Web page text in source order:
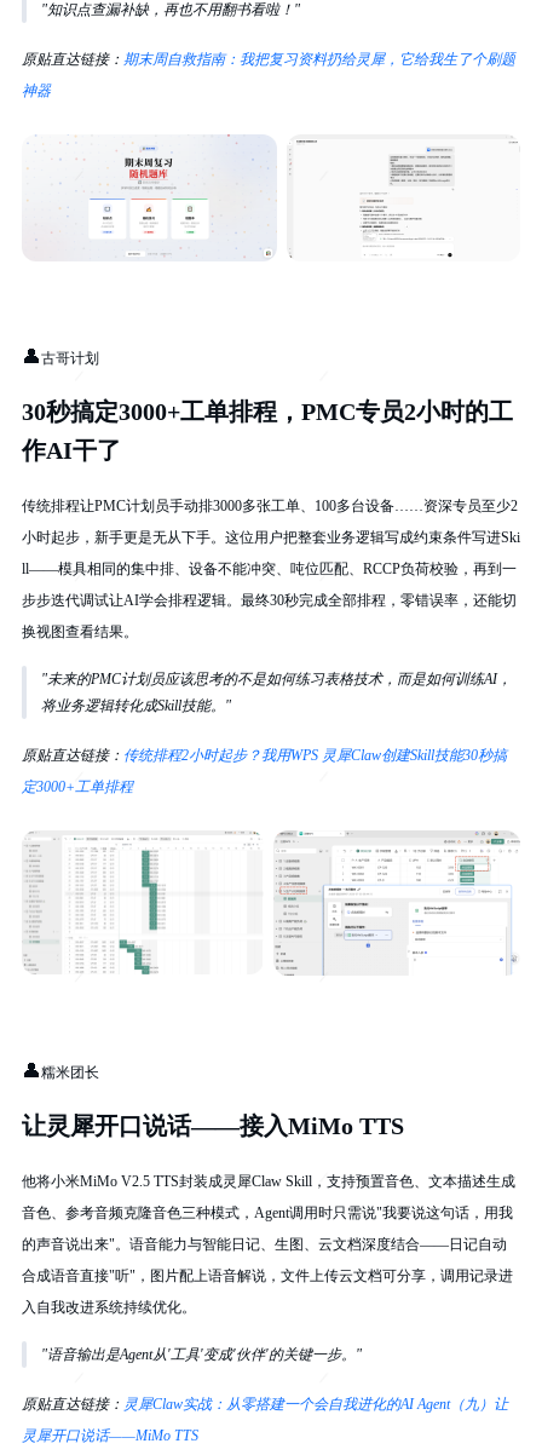
"知识点查漏补缺，再也不用翻书看啦！"
原贴直达链接： 期末周自救指南：我把复习资料扔给灵犀，它给我生了个刷题
神器
👤古哥计划
30秒搞定3000+工单排程，PMC专员2小时的工
作AI干了
传统排程让PMC计划员手动排3000多张工单、100多台设备……资深专员至少2
小时起步，新手更是无从下手。这位用户把整套业务逻辑写成约束条件写进Ski
ll——模具相同的集中排、设备不能冲突、吨位匹配、RCCP负荷校验，再到一
步步迭代调试让AI学会排程逻辑。最终30秒完成全部排程，零错误率，还能切
换视图查看结果。
"未来的PMC计划员应该思考的不是如何练习表格技术，而是如何训练AI，
将业务逻辑转化成Skill技能。"
原贴直达链接： 传统排程2小时起步？我用WPS 灵犀Claw创建Skill技能30秒搞
定3000+工单排程
👤糯米团长
让灵犀开口说话——接入MiMo TTS
他将小米MiMo V2.5 TTS封装成灵犀Claw Skill，支持预置音色、文本描述生成
音色、参考音频克隆音色三种模式，Agent调用时只需说"我要说这句话，用我
的声音说出来"。语音能力与智能日记、生图、云文档深度结合——日记自动
合成语音直接"听"，图片配上语音解说，文件上传云文档可分享，调用记录进
入自我改进系统持续优化。
"语音输出是Agent从'工具'变成'伙伴'的关键一步。"
原贴直达链接： 灵犀Claw实战：从零搭建一个会自我进化的AI Agent（九）让
灵犀开口说话——MiMo TTS